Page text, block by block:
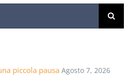
piccola pausa Agosto 7, 2026